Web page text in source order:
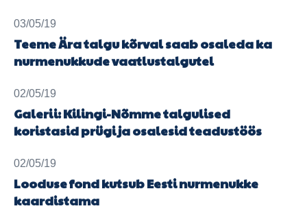
03/05/19
Teeme Ära talgu kõrval saab osaleda ka
nurmenukkude vaatlustalgutel
02/05/19
Galerii: Kilingi-Nõmme talgulised
koristasid prügi ja osalesid teadustöös
02/05/19
Looduse fond kutsub Eesti nurmenukke
kaardistama